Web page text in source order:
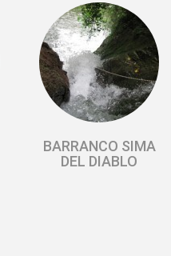
BARRANCO SIMA
DEL DIABLO